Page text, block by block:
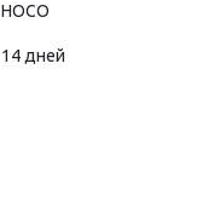
HOCO
14 дней